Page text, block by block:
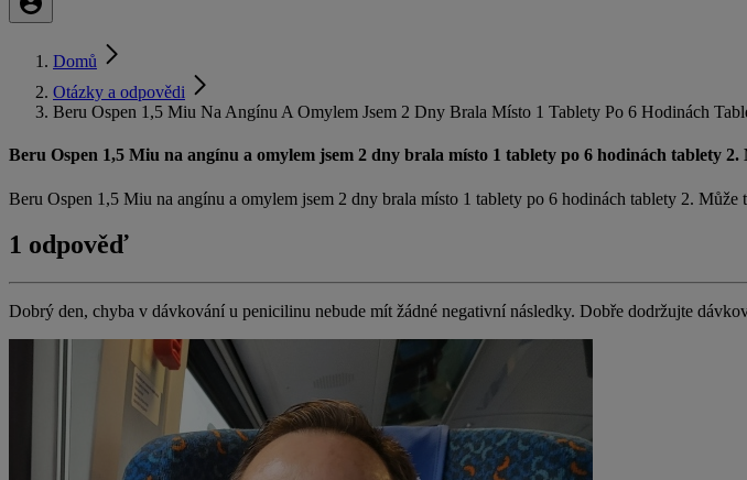
Domů
Otázky a odpovědi
Beru Ospen 1,5 Miu Na Angínu A Omylem Jsem 2 Dny Brala Místo 1 Tablety Po 6 Hodinách
Beru Ospen 1,5 Miu na angínu a omylem jsem 2 dny brala místo 1 tablety po 6 hodinách tablety 2.
Beru Ospen 1,5 Miu na angínu a omylem jsem 2 dny brala místo 1 tablety po 6 hodinách tablety 2.
1 odpověď
Dobrý den, chyba v dávkování u penicilinu nebude mít žádné negativní následky. Dobře dodržujte